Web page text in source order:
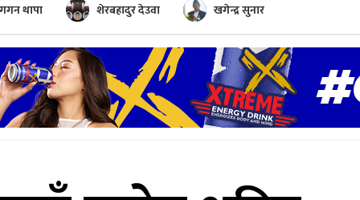
गगन थापा शेरबहादुर देउवा खगेन्द्र सुनार